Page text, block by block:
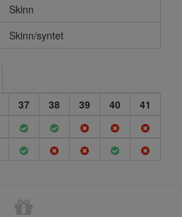
Skinn
Skinn/syntet
37 38 39 40
41